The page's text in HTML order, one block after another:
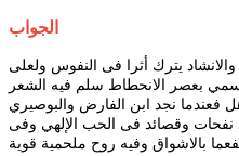
الجواب
يترك أثرا فى النفوس ولعلى
بعصر الانحطاط سلم فيه الشعر
نجد ابن الفارض والبوصيري
نفحات وقصائد فى الحب الإلهي وفى